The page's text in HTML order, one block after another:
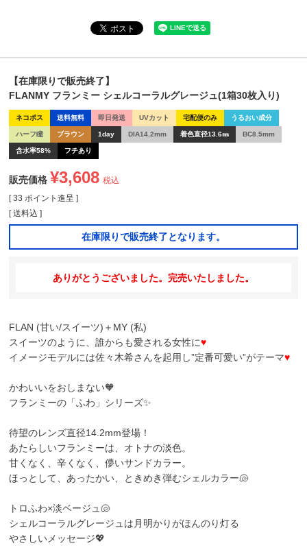
【在庫限りで販売終了】
FLANMY フランミー シェルコーラルグレージュ(1箱30枚入り)
ネコポス 送料無料 即日発送 UVカット 宅配便のみ うるおい成分
ハーフ瞳 ブラウン 1day DIA14.2mm 着色直径13.6㎜ BC8.5mm
含水率58% フチあり
販売価格 ¥3,608 税込
[ 33 ポイント進呈 ]
送料込
在庫限りで販売終了となります。
ありがとうございました。完売いたしました。
FLAN (甘い/スイーツ)＋MY (私)
スイーツのように、誰からも愛される女性に♥
イメージモデルには佐々木希さんを起用し”定番可愛い”がテーマ♥
かわいいをおしまない🧡
フランミーの「ふわ」シリーズ✨
待望のレンズ直径14.2mm登場！
あたらしいフランミーは、オトナの淡色。
甘くなく、辛くなく、儚いサンドカラー。
ほっとして、あったかい、ときめき弾むシェルカラー🐚
トロふわ×淡ベージュ🐚
シェルコーラルグレージュ は月明かりがほんのり灯る
やさしいメッセージ💖